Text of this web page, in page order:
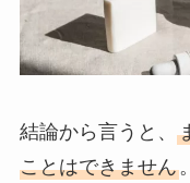
結論から言うと、
ことはできません。